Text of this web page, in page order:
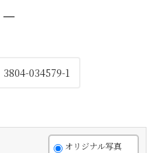
−
3804-034579-1
オリジナル写真